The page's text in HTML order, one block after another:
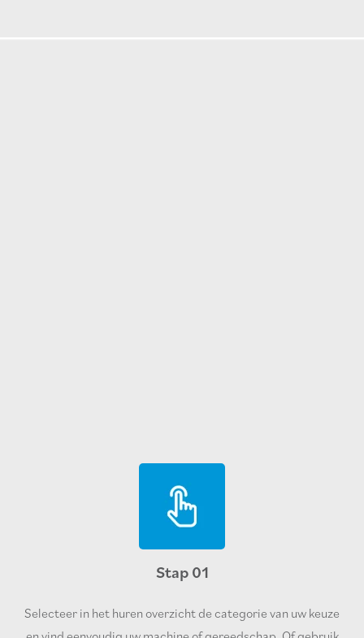
Stap 01
Selecteer in het huren overzicht de categorie van uw keuze